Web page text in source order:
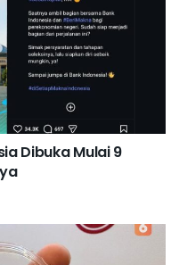
Dibuka Mulai 9